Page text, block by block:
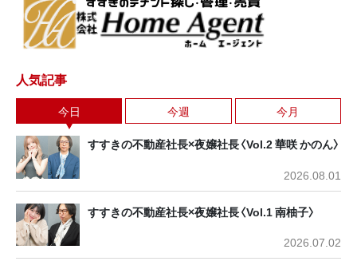
人気記事
今日 今週 今月
すすきの不動産社長×夜嬢社長〈Vol.2 華咲 かのん〉
2026.08.01
すすきの不動産社長×夜嬢社長〈Vol.1 南柚子〉
2026.07.02